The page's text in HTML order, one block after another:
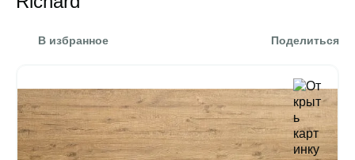
В избранное Поделиться